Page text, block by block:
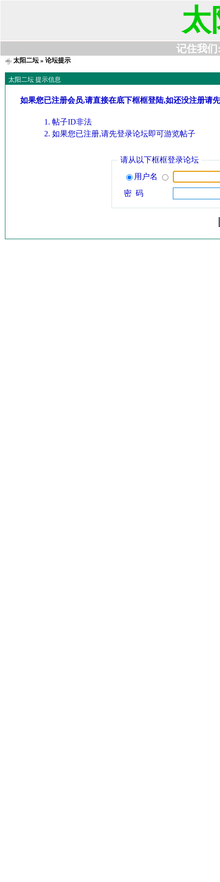
太
记住我们
太阳二坛» 论坛提示
太阳二坛 提示信息
如果您已注册会员,请直接在底下框框登陆,如还没注册请
帖子ID非法
如果您已注册,请先登录论坛即可游览帖子
请从以下框框登录论坛
用户名
密 码